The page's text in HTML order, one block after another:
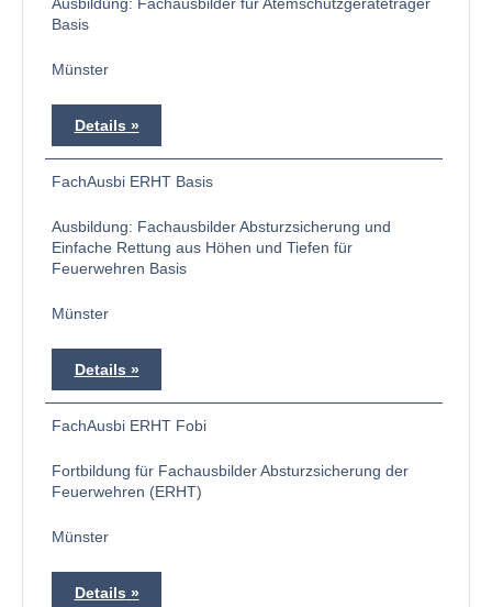
Basis
Münster
Details
FachAusbi ERHT Basis
Ausbildung: Fachausbilder Absturzsicherung und
Einfache Rettung aus Höhen und Tiefen für
Feuerwehren Basis
Münster
Details
FachAusbi ERHT Fobi
Fortbildung für Fachausbilder Absturzsicherung der
Feuerwehren (ERHT)
Münster
Details